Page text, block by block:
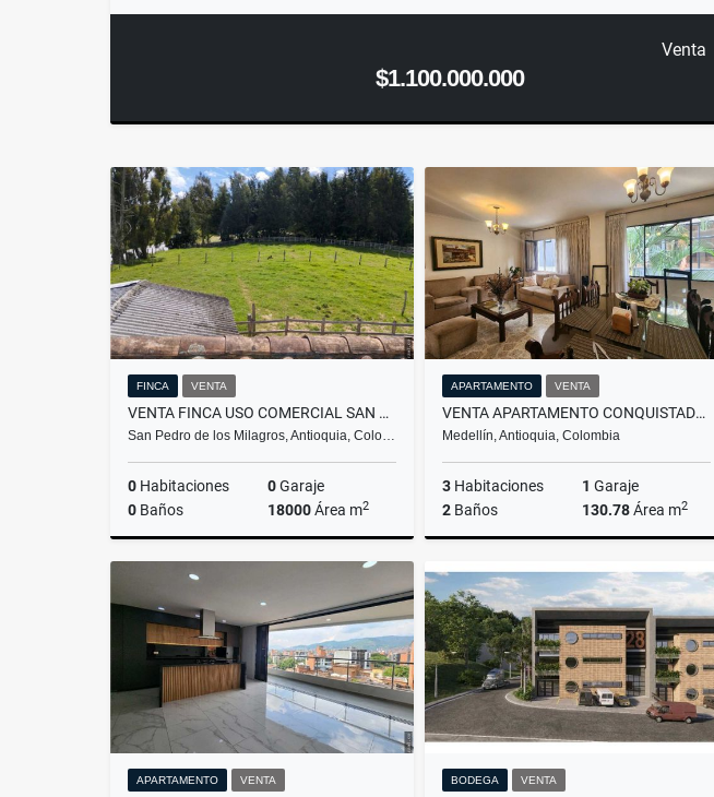
Venta
$1.100.000.000
FINCA VENTA
VENTA FINCA USO COMERCIAL SAN PEDRO DE LOS MILAGROS ANTIOQUIA
San Pedro de los Milagros, Antioquia, Colo…
0 Habitaciones 0Garaje
0 Baños 18000Área m2
Venta
APARTAMENTO VENTA
VENTA APARTAMENTO CONQUISTADORES MEDELLÍN
Medellín, Antioquia, Colombia
3 Habitaciones 1 Garaje
2 Baños 130.78Área m2
Venta
$520.000.000
APARTAMENTO VENTA BODEGA VENTA